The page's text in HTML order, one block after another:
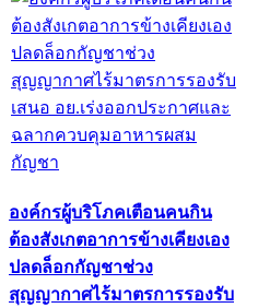
องค์กรผู้บริโภคเตือนคนกิน
ต้องสังเกตอาการข้างเคียงเอง
ปลดล็อกกัญชาช่วง
สุญญากาศไร้มาตรการรองรับ